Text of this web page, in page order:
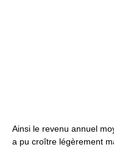
Ainsi le revenu annuel
a pu croître légèrement